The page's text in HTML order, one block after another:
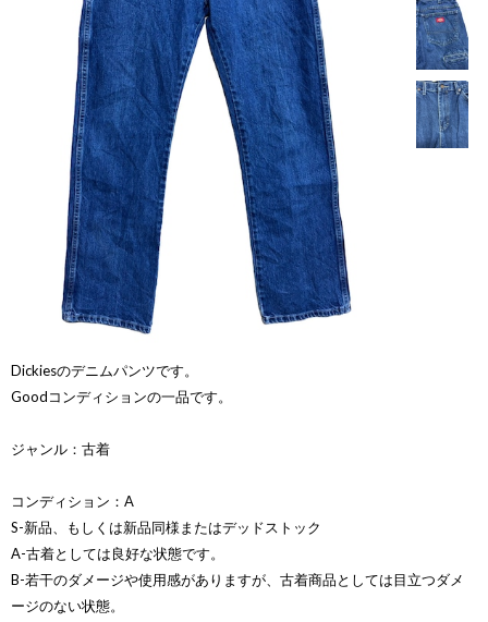
Dickiesのデニムパンツです。
Goodコンディションの一品です。
ジャンル：古着
コンディション：A
S-新品、もしくは新品同様またはデッドストック
A-古着としては良好な状態です。
B-若干のダメージや使用感がありますが、古着商品としては目立つダメ
ージのない状態。